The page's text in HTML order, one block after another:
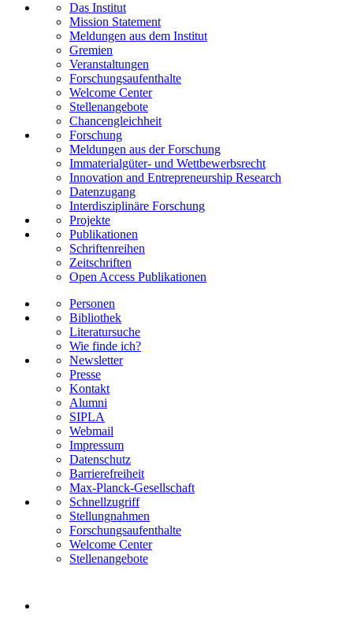
Das Institut
Mission Statement
Meldungen aus dem Institut
Gremien
Veranstaltungen
Forschungsaufenthalte
Welcome Center
Stellenangebote
Chancengleichheit
Forschung
Meldungen aus der Forschung
Immaterialgüter- und Wettbewerbsrecht
Innovation and Entrepreneurship Research
Datenzugang
Interdisziplinäre Forschung
Projekte
Publikationen
Schriftenreihen
Zeitschriften
Open Access Publikationen
Personen
Bibliothek
Literatursuche
Wie finde ich?
Newsletter
Presse
Kontakt
Alumni
SIPLA
Webmail
Impressum
Datenschutz
Barrierefreiheit
Max-Planck-Gesellschaft
Schnellzugriff
Stellungnahmen
Forschungsaufenthalte
Welcome Center
Stellenangebote